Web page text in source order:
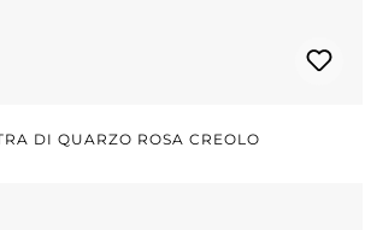
DI QUARZO ROSA CREOLO